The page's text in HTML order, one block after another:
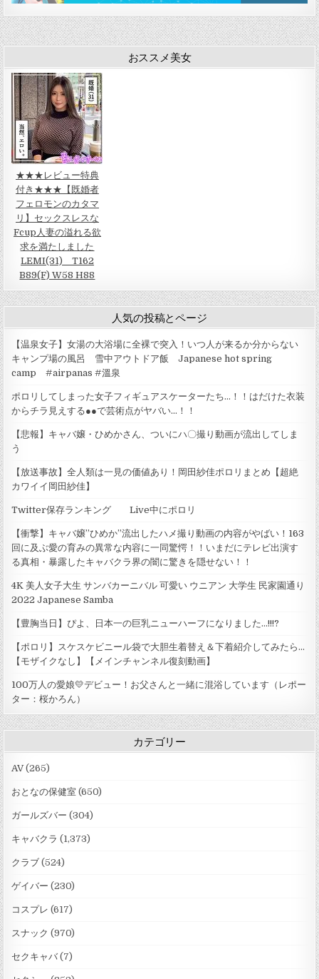
おススメ美女
★★★レビュー特典
付き★★★【既婚者
フェロモンのカタマ
リ】セックスレスな
Fcup人妻の溢れる欲
求を満たしました
LEMI(31) T162
B89(F) W58 H88
人気の投稿とページ
【温泉女子】女湯の大浴場に全裸で突入！いつ人が来るか分からない
キャンプ場の風呂 雪中アウトドア飯 Japanese hot spring
camp #airpanas #溫泉
ポロリしてしまった女子フィギュアスケーターたち…！！はだけた衣装
からチラ見えする●●で芸術点がヤバい…！！
【悲報】キャバ嬢・ひめかさん、ついにハ〇撮り動画が流出してしま
う
【放送事故】全人類は一見の価値あり！岡田紗佳ポロリまとめ【超絶
カワイイ岡田紗佳】
Twitter保存ランキング Live中にポロリ
【衝撃】キャバ嬢”ひめか”流出したハメ撮り動画の内容がやばい！163
回に及ぶ愛の育みの異常な内容に一同驚愕！！いまだにテレビ出演す
る真相・暴露したキャバクラ界の闇に驚きを隠せない！！
4K 美人女子大生 サンバカーニバル 可愛い ウニアン 大学生 民家園通り
2022 Japanese Samba
【豊胸当日】ぴよ、日本一の巨乳ニューハーフになりました…!!!?
【ポロリ】スケスケビニール袋で大胆生着替え＆下着紹介してみたら...
【モザイクなし】【メインチャンネル復刻動画】
100万人の愛娘💛デビュー！お父さんと一緒に混浴しています（レポー
ター：桜かろん）
カテゴリー
AV(265)
おとなの保健室 (650)
ガールズバー (304)
キャバクラ (1,373)
クラブ (524)
ゲイバー (230)
コスプレ (617)
スナック (970)
セクキャバ (7)